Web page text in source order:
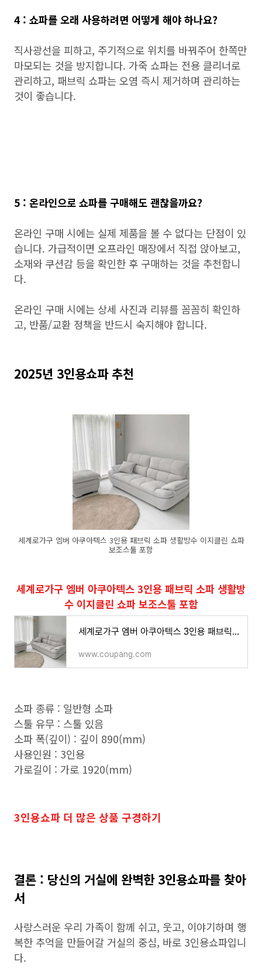
4 : 쇼파를 오래 사용하려면 어떻게 해야 하나요?
직사광선을 피하고, 주기적으로 위치를 바꿔주어 한쪽만
마모되는 것을 방지합니다. 가죽 쇼파는 전용 클리너로
관리하고, 패브릭 쇼파는 오염 즉시 제거하며 관리하는
것이 좋습니다.
5 : 온라인으로 쇼파를 구매해도 괜찮을까요?
온라인 구매 시에는 실제 제품을 볼 수 없다는 단점이 있
습니다. 가급적이면 오프라인 매장에서 직접 앉아보고,
소재와 쿠션감 등을 확인한 후 구매하는 것을 추천합니
다.
온라인 구매 시에는 상세 사진과 리뷰를 꼼꼼히 확인하
고, 반품/교환 정책을 반드시 숙지해야 합니다.
2025년 3인용쇼파 추천
세계로가구 엠버 아쿠아텍스 3인용 패브릭 소파 생활방수 이지클린 쇼파
보조스툴 포함
세계로가구 엠버 아쿠아텍스 3인용 패브릭 소파 생활방
수 이지클린 쇼파 보조스툴 포함
세계로가구 엠버 아쿠아텍스 3인용 패브릭 소파 생활방수 이지클린 쇼파 보조스툴 포함 - 소파 |
www.coupang.com
소파 종류 : 일반형 소파
스툴 유무 : 스툴 있음
소파 폭(깊이) : 깊이 890(mm)
사용인원 : 3인용
가로길이 : 가로 1920(mm)
3인용쇼파 더 많은 상품 구경하기
결론 : 당신의 거실에 완벽한 3인용쇼파를 찾아
서
사랑스러운 우리 가족이 함께 쉬고, 웃고, 이야기하며 행
복한 추억을 만들어갈 거실의 중심, 바로 3인용쇼파입니
다.